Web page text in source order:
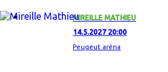
MIREILLE MATHIEU
14.5.2027 20:00
Peugeut aréna